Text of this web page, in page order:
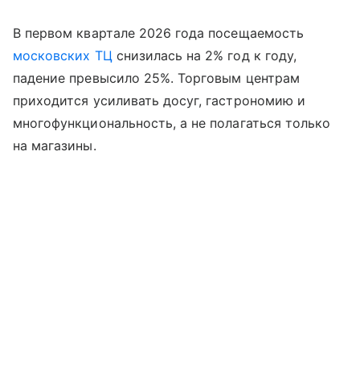
В первом квартале 2026 года посещаемость
московских ТЦ снизилась на 2% год к году,
падение превысило 25%. Торговым центрам
приходится усиливать досуг, гастрономию и
многофункциональность, а не полагаться только
на магазины.